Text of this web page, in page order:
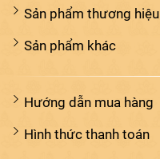
Sản phẩm thương hiệu
Sản phẩm khác
Hướng dẫn mua hàng
Hình thức thanh toán